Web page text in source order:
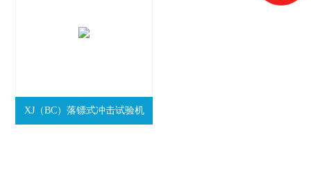
XJ（BC）落镖式冲击试验机